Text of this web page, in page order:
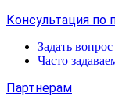
Консультация по
Задать
Часто
Партнерам